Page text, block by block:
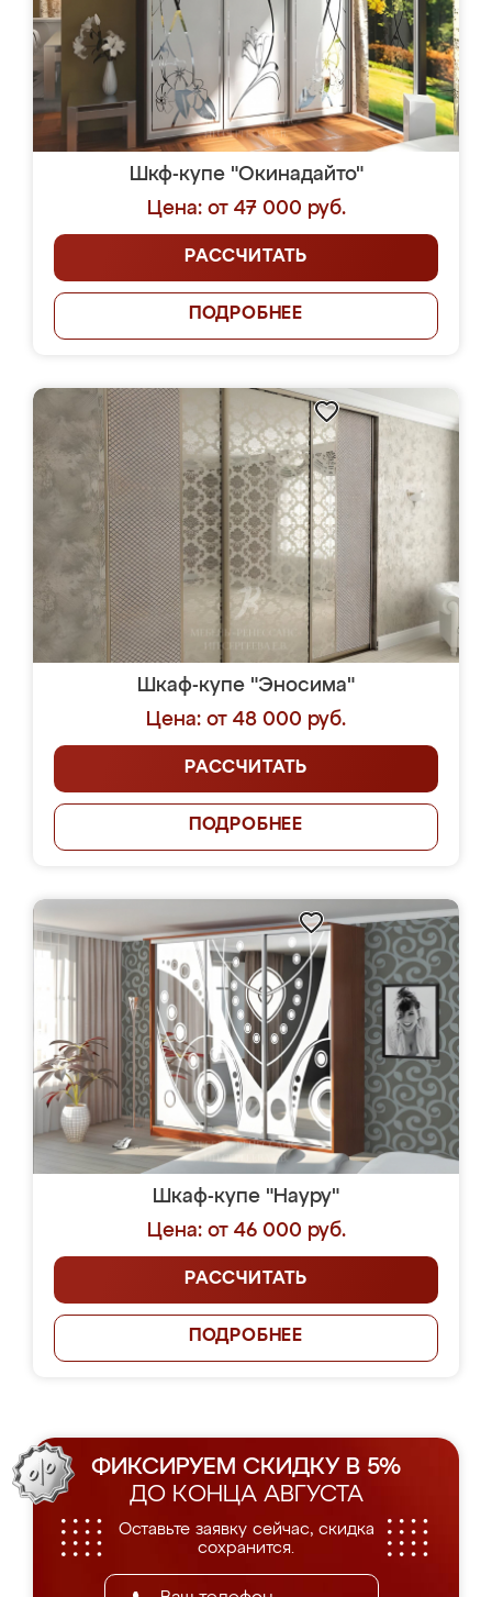
Шкф-купе "Окинадайто"
Цена: от 47 000 руб.
РАССЧИТАТЬ
ПОДРОБНЕЕ
Шкаф-купе "Эносима"
Цена: от 48 000 руб.
РАССЧИТАТЬ
ПОДРОБНЕЕ
Шкаф-купе "Науру"
Цена: от 46 000 руб.
РАССЧИТАТЬ
ПОДРОБНЕЕ
ФИКСИРУЕМ СКИДКУ В 5%
ДО КОНЦА АВГУСТА
Оставьте заявку сейчас, скидка
сохранится.